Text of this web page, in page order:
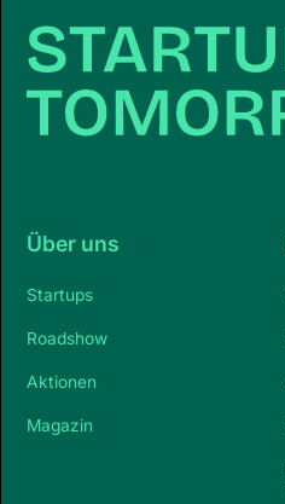
Über uns
Startups
Roadshow
Aktionen
Magazin